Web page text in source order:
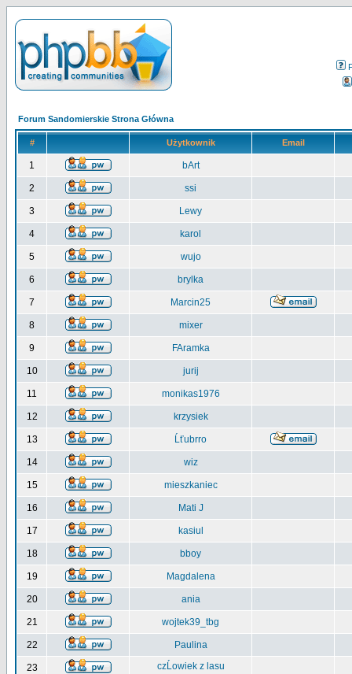
Forum Sandomierskie Strona Główna
# Użytkownik Email
1 bArt
2 ssi
3 Lewy
4 karol
5 wujo
6 brylka
7 Marcin25
8 mixer
9 FAramka
10 jurij
11 monikas1976
12 krzysiek
13 Ĺťubrro
14 wiz
15 mieszkaniec
16 Mati J
17 kasiul
18 bboy
19 Magdalena
20 ania
21 wojtek39_tbg
22 Paulina
23 czĹowiek z lasu